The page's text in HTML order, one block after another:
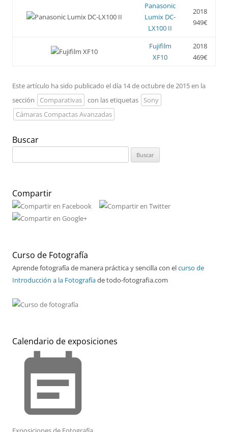
Panasonic
Lumix DC-
LX100 II
2018
949€
Fujifilm
XF10
2018
469€
Este artículo ha sido publicado el día 14 de octubre de 2015 en la
sección
Comparativas con las etiquetas
Sony
Cámaras Compactas Avanzadas
Buscar
Compartir
Curso de Fotografía
Aprende fotografía de manera práctica y sencilla con elcurso de
Introducción a la Fotografíade todo-fotografia.com
Calendario de exposiciones
event_note